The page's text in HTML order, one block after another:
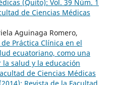
(Quito): Vol. 39 Núm. 1
de Ciencias Médicas
Aguinaga Romero,
Práctica Clínica en el
ecuatoriano, como una
salud y la educación
de Ciencias Médicas